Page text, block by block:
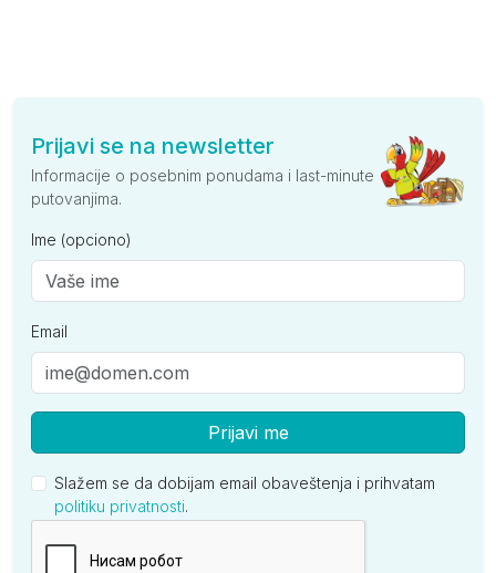
Prijavi se na newsletter
Informacije o posebnim ponudama i last-minute
putovanjima.
Ime (opciono)
Email
Prijavi me
Slažem se da dobijam email obaveštenja i prihvatam
politiku privatnosti.